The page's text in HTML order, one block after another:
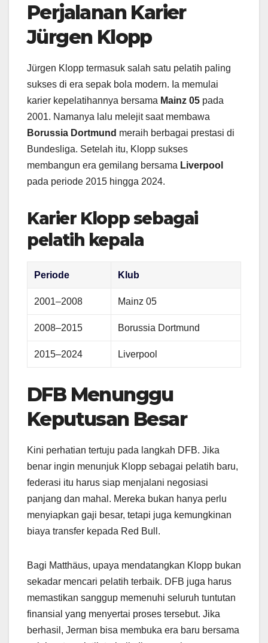
Perjalanan Karier
Jürgen Klopp
Jürgen Klopp termasuk salah satu pelatih paling
sukses di era sepak bola modern. Ia memulai
karier kepelatihannya bersama Mainz 05 pada
2001. Namanya lalu melejit saat membawa
Borussia Dortmund meraih berbagai prestasi di
Bundesliga. Setelah itu, Klopp sukses
membangun era gemilang bersama Liverpool
pada periode 2015 hingga 2024.
Karier Klopp sebagai
pelatih kepala
Periode Klub
2001–2008 Mainz 05
2008–2015 Borussia Dortmund
2015–2024 Liverpool
DFB Menunggu
Keputusan Besar
Kini perhatian tertuju pada langkah DFB. Jika
benar ingin menunjuk Klopp sebagai pelatih baru,
federasi itu harus siap menjalani negosiasi
panjang dan mahal. Mereka bukan hanya perlu
menyiapkan gaji besar, tetapi juga kemungkinan
biaya transfer kepada Red Bull.
Bagi Matthäus, upaya mendatangkan Klopp bukan
sekadar mencari pelatih terbaik. DFB juga harus
memastikan sanggup memenuhi seluruh tuntutan
finansial yang menyertai proses tersebut. Jika
berhasil, Jerman bisa membuka era baru bersama